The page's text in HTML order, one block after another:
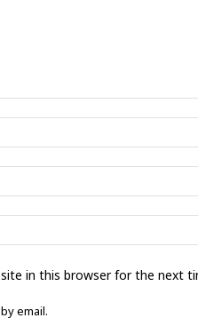
in this browser for the next
email.